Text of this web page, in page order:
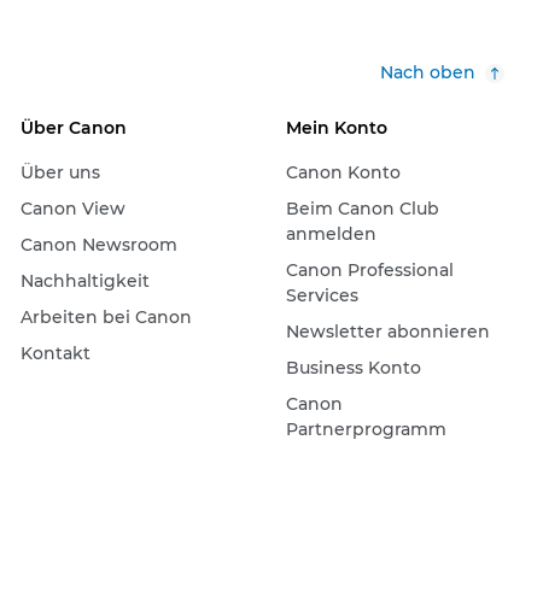
Nach oben
Über Canon
Über uns
Canon View
Canon Newsroom
Nachhaltigkeit
Arbeiten bei Canon
Kontakt
Mein Konto
Canon Konto
Beim Canon Club
anmelden
Canon Professional
Services
Newsletter abonnieren
Business Konto
Canon
Partnerprogramm